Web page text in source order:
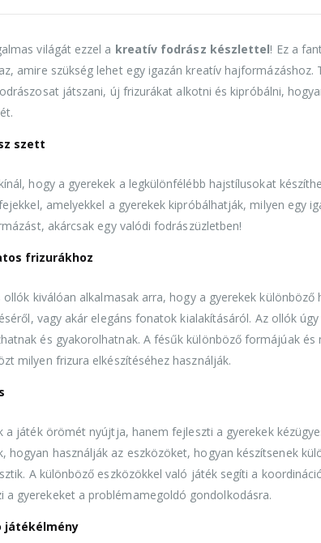
világát ezzel a kreatív fodrász készlettel! Ez a
amire szükség lehet egy igazán kreatív hajformázáshoz.
játszani, új frizurákat alkotni és kipróbálni,
szett
hogy a gyerekek a legkülönfélébb hajstílusokat
amelyekkel a gyerekek kipróbálhatják, milyen egy
akárcsak egy valódi fodrászüzletben!
frizurákhoz
kiválóan alkalmasak arra, hogy a gyerekek
vagy akár elegáns fonatok kialakításáról. Az ollók
és gyakorolhatnak. A fésűk különböző formájúak
milyen frizura elkészítéséhez használják.
a játék örömét nyújtja, hanem fejleszti a gyerekek
hogyan használják az eszközöket, hogyan készítsenek
A különböző eszközökkel való játék segíti a
gyerekeket a problémamegoldó gondolkodásra.
játékélmény